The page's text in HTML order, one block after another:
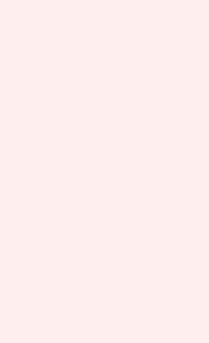
dengan mode SOS membuat
untuk berbagai kebutuhan